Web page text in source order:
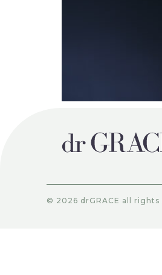
zaledwie u 4-5%
dawnego […]
© 2026 drGRACE all rights